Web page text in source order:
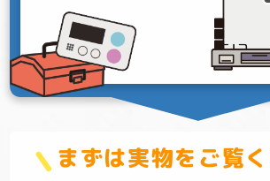
まずは実物をご覧